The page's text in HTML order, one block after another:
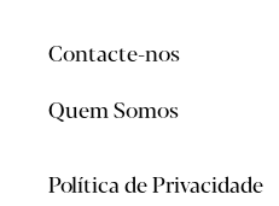
Contacte-nos
Quem Somos
Política de Privacidade